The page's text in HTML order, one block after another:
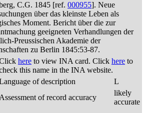
C.G. 1845 [ref. 000955]. Neue
über das kleinste Leben als
Moment. Bericht über die zur
geeigneten Verhandlungen der
Preussischen Akademie der
zu Berlin 1845:53-87.
here to view INA card. Click here to
this name in the INA website.
of description
L
Assessment of record accuracy
likely
accurate